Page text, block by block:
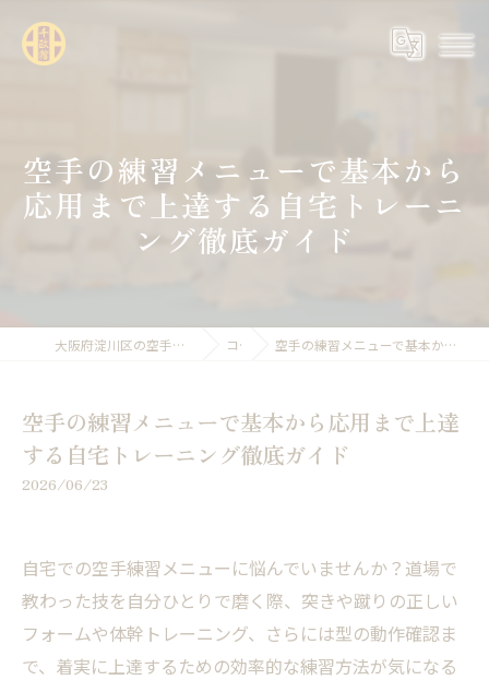
空手の練習メニューで基本から
応用まで上達する自宅トレーニ
ング徹底ガイド
大阪府淀川区の空手なら全日本空手道連盟糸東会 千政館 コラム 空手の練習メニューで基本から応用まで上達する自宅トレーニング徹底ガイド
空手の練習メニューで基本から応用まで上達
する自宅トレーニング徹底ガイド
2026/06/23
自宅での空手練習メニューに悩んでいませんか？道場で
教わった技を自分ひとりで磨く際、突きや蹴りの正しい
フォームや体幹トレーニング、さらには型の動作確認ま
で、着実に上達するための効率的な練習方法が気になる